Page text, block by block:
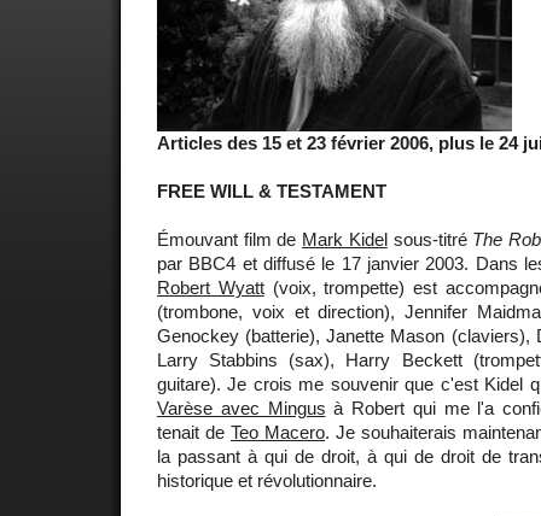
Articles des 15 et 23 février 2006, plus le 24
FREE WILL & TESTAMENT
Émouvant film de Mark Kidelsous-titré The
par BBC4 et diffusé le 17 janvier 2003. Dans
Robert Wyatt(voix, trompette) est
(trombone, voix et direction), Jennifer
Genockey (batterie), Janette Mason (claviers),
Larry Stabbins (sax), Harry Beckett
guitare). Je crois me souvenir que c'est Kidel
Varèse avec Mingus à Robert qui me l'a
tenait de Teo Macero. Je souhaiterais
la passant à qui de droit, à qui de droit de
historique et révolutionnaire.